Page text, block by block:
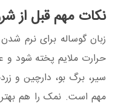
نکات مهم قبل از
زبان گوساله برای نرم
حرارت ملایم پخته شود و
سیر، برگ بو، دارچین و
مهم است. نمک را هم